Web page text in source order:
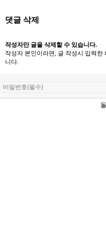
댓글 삭제
작성자만 글을 삭제할 수 있습니다.
작성자 본인이라면, 글 작성시 입력
니다.